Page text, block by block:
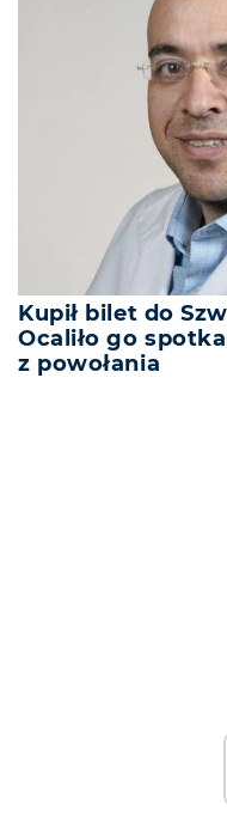
Kupił bilet do
Ocaliło go
z powołania